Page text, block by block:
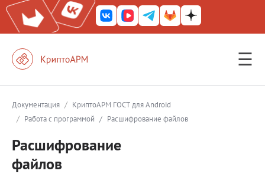
☰
КриптоАРМ
КриптоАРМ Server
Документация / КриптоАРМ ГОСТ для Android
/ Работа с программой / Расшифрование файлов
Расшифрование
файлов